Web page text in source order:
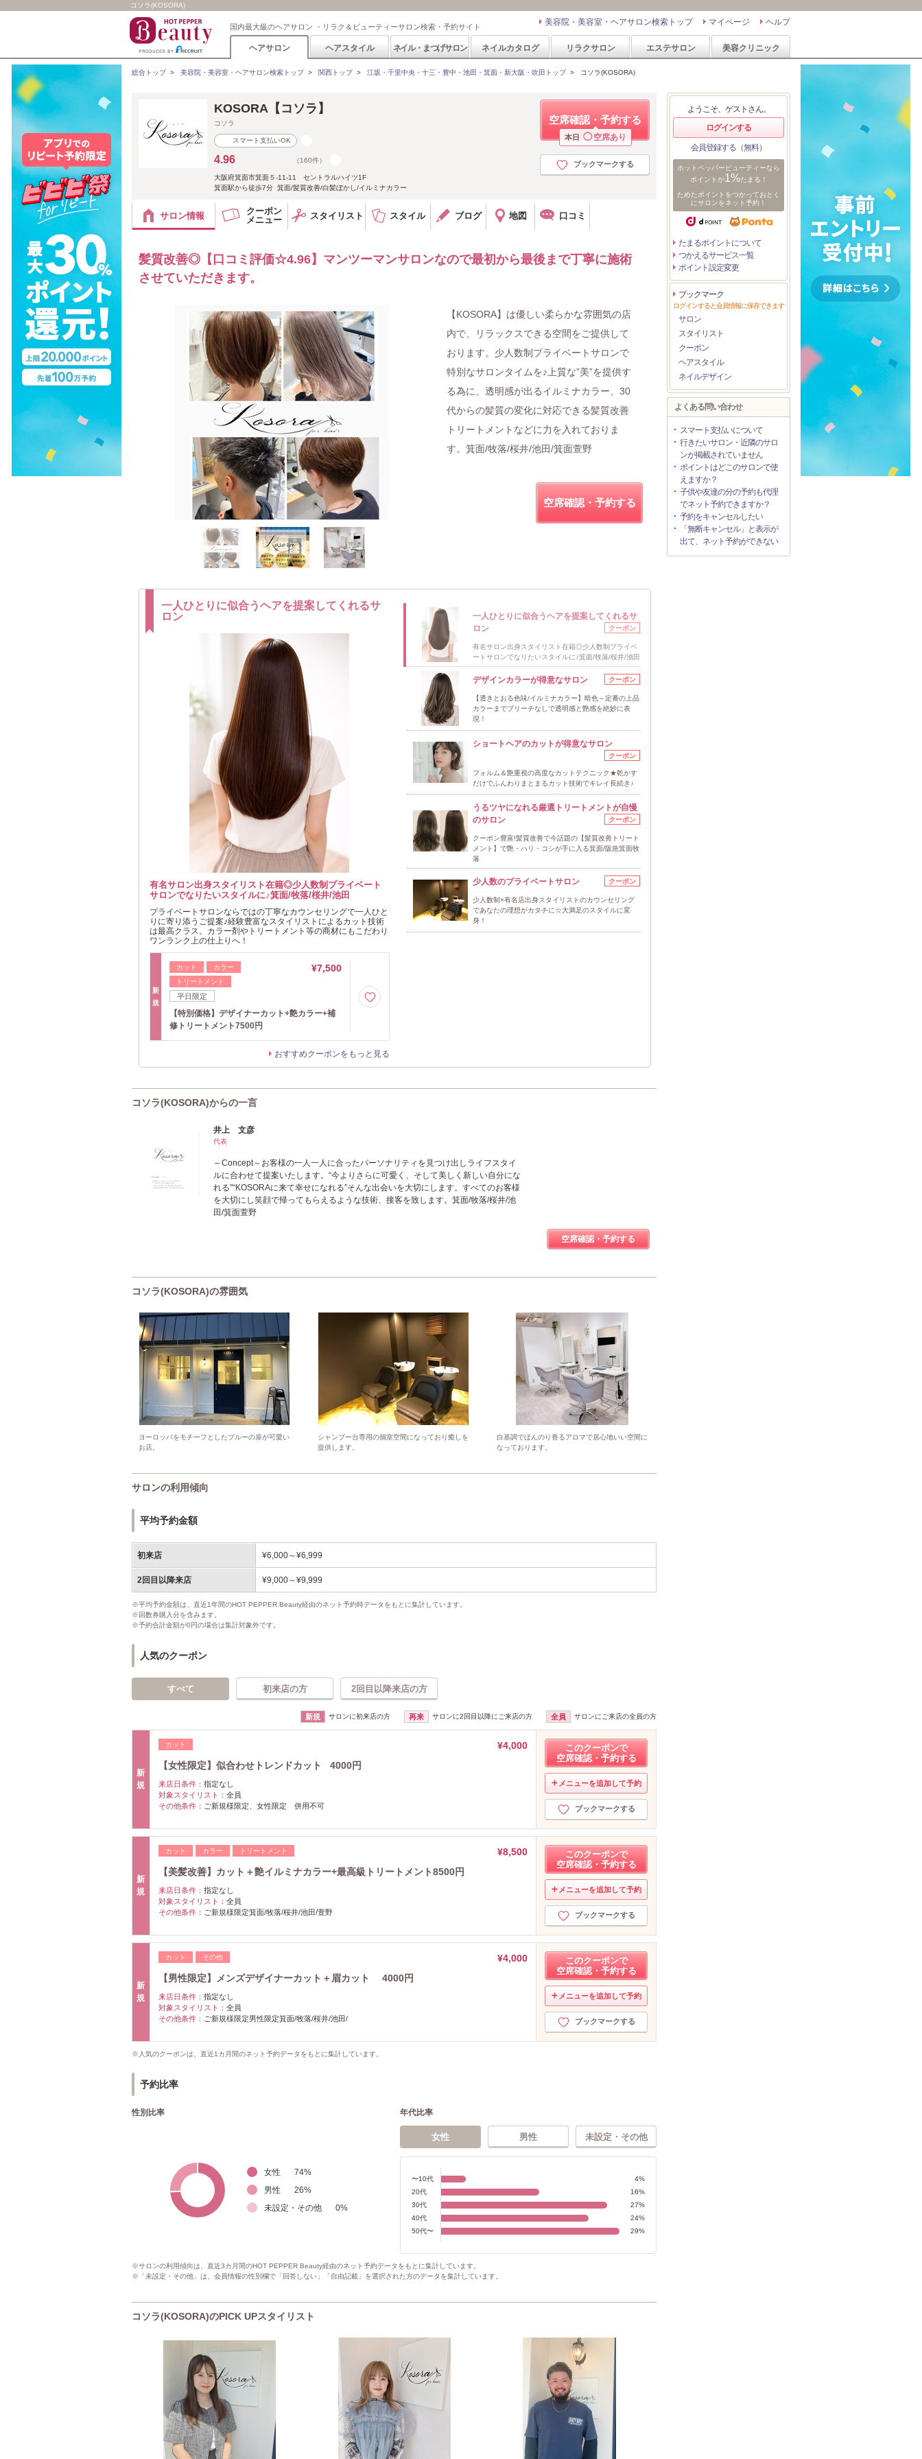
コソラ(KOSORA)
国内最大級のヘアサロン ・リラク＆ビューティーサロン検索・予約サイト ヘルプ
マイページ
美容院・美容室・ヘアサロン検索トップ
ヘアサロン ヘアスタイル ネイル・まつげサロン ネイルカタログ リラクサロン エステサロン 美容クリニック
総合トップ> 美容院・美容室・ヘアサロン検索トップ> 関西トップ> 江坂・千里中央・十三・豊中・池田・箕面・新大阪・吹田トップ> コソラ(KOSORA)
空席確認・予約する
本日 ◯ 空席あり
ブックマークする
KOSORA【コソラ】
コソラ
スマート支払いOK
4.96 （160件）
大阪府箕面市箕面５-11-11 セントラルハイツ1F
箕面駅から徒歩7分 箕面/髪質改善/白髪ぼかし/イルミナカラー
サロン情報
クーポン
メニュー
スタイリスト スタイル ブログ 地図 口コミ
髪質改善◎【口コミ評価☆4.96】マンツーマンサロンなので最初から最後まで丁寧に施術
させていただきます。
【KOSORA】は優しい柔らかな雰囲気の店
内で、リラックスできる空間をご提供して
おります。少人数制プライベートサロンで
特別なサロンタイムを♪上質な”美”を提供す
る為に、透明感が出るイルミナカラー、30
代からの髪質の変化に対応できる髪質改善
トリートメントなどに力を入れておりま
す。箕面/牧落/桜井/池田/箕面萱野
空席確認・予約する
一人ひとりに似合うヘアを提案してくれるサ
ロン
有名サロン出身スタイリスト在籍◎少人数制プライベート
サロンでなりたいスタイルに♪箕面/牧落/桜井/池田
プライベートサロンならではの丁寧なカウンセリングで一人ひと
りに寄り添うご提案♪経験豊富なスタイリストによるカット技術
は最高クラス。カラー剤やトリートメント等の商材にもこだわり
ワンランク上の仕上りへ！
新
規
カット
カラー
トリートメント
平日限定
¥7,500
【特別価格】デザイナーカット+艶カラー+補
修トリートメント7500円
おすすめクーポンをもっと見る
一人ひとりに似合うヘアを提案してくれるサ
ロン
クーポン
有名サロン出身スタイリスト在籍◎少人数制プライベ
ートサロンでなりたいスタイルに♪箕面/牧落/桜井/池田
デザインカラーが得意なサロン クーポン
【透きとおる色味/イルミナカラー】暗色～定番の上品
カラーまでブリーチなしで透明感と艶感を絶妙に表
現！
ショートヘアのカットが得意なサロン
クーポン
フォルム＆艶重視の高度なカットテクニック★乾かす
だけでふんわりまとまるカット技術でキレイ長続き♪
うるツヤになれる厳選トリートメントが自慢
のサロン
クーポン
クーポン豊富!髪質改善で今話題の【髪質改善トリート
メント】で艶・ハリ・コシが手に入る箕面/阪急箕面牧
落
少人数のプライベートサロン クーポン
少人数制×有名店出身スタイリストのカウンセリング
であなたの理想がカタチに☆大満足のスタイルに変
身！
コソラ(KOSORA)からの一言
井上 文彦
代表
～Concept～お客様の一人一人に合ったパーソナリティを見つけ出しライフスタイ
ルに合わせて提案いたします。“今よりさらに可愛く、そして美しく新しい自分にな
れる”“KOSORAに来て幸せになれる”そんな出会いを大切にします。すべてのお客様
を大切にし笑顔で帰ってもらえるような技術、接客を致します。箕面/牧落/桜井/池
田/箕面萱野
空席確認・予約する
コソラ(KOSORA)の雰囲気
ヨーロッパをモチーフとしたブルーの扉が可愛い
お店。
シャンプー台専用の個室空間になっており癒しを
提供します。
白基調でほんのり香るアロマで居心地いい空間に
なっております。
サロンの利用傾向
平均予約金額
初来店 ¥6,000～¥6,999
2回目以降来店 ¥9,000～¥9,999
※平均予約金額は、直近1年間のHOT PEPPER Beauty経由のネット予約時データをもとに集計しています。
※回数券購入分を含みます。
※予約合計金額が0円の場合は集計対象外です。
人気のクーポン
すべて 初来店の方 2回目以降来店の方
新規 サロンに初来店の方 再来 サロンに2回目以降にご来店の方 全員 サロンにご来店の全員の方
新
規
カット
¥4,000
【女性限定】似合わせトレンドカット 4000円
来店日条件： 指定なし
対象スタイリスト： 全員
その他条件： ご新規様限定、女性限定 併用不可
このクーポンで
空席確認・予約する
メニューを追加して予約
ブックマークする
新
規
カット カラー トリートメント
¥8,500
【美髪改善】カット＋艶イルミナカラー+最高級トリートメント8500円
来店日条件： 指定なし
対象スタイリスト： 全員
その他条件： ご新規様限定箕面/牧落/桜井/池田/萱野
このクーポンで
空席確認・予約する
メニューを追加して予約
ブックマークする
新
規
カット その他
¥4,000
【男性限定】メンズデザイナーカット＋眉カット 4000円
来店日条件： 指定なし
対象スタイリスト： 全員
その他条件： ご新規様限定男性限定箕面/牧落/桜井/池田/
このクーポンで
空席確認・予約する
メニューを追加して予約
ブックマークする
※人気のクーポンは、直近1カ月間のネット予約データをもとに集計しています。
予約比率
性別比率
女性 74%
男性
26%
未設定・その他
0%
年代比率
女性 男性 未設定・その他
〜10代
4%
20代
16%
30代
27%
40代
24%
50代〜
29%
※サロンの利用傾向は、直近3カ月間のHOT PEPPER Beauty経由のネット予約データをもとに集計しています。
※「未設定・その他」は、会員情報の性別欄で「回答しない」「自由記載」を選択された方のデータを集計しています。
コソラ(KOSORA)のPICK UPスタイリスト
ようこそ、ゲストさん。
ログインする
会員登録する（無料）
ホットペッパービューティーなら
ポイントが1%たまる！
ためたポイントをつかっておとく
にサロンをネット予約！
たまるポイントについて
つかえるサービス一覧
ポイント設定変更
ブックマーク
ログインすると会員情報に保存できます
サロン
スタイリスト
クーポン
ヘアスタイル
ネイルデザイン
よくある問い合わせ
スマート支払いについて
行きたいサロン・近隣のサロ
ンが掲載されていません
ポイントはどこのサロンで使
えますか？
子供や友達の分の予約も代理
でネット予約できますか？
予約をキャンセルしたい
「無断キャンセル」と表示が
出て、ネット予約ができない